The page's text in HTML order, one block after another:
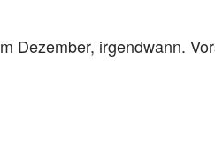
Dezember, irgendwann.